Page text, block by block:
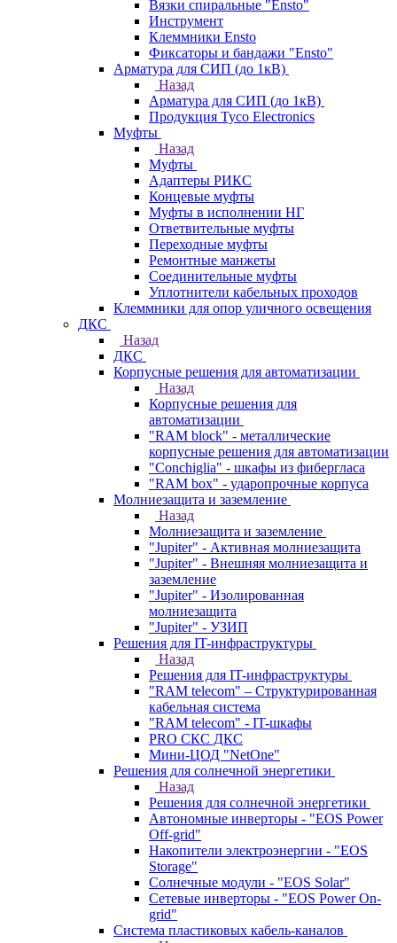
Вязки спиральные "Ensto"
Инструмент
Клеммники Ensto
Фиксаторы и бандажи "Ensto"
Арматура для СИП (до 1кВ)
Назад
Арматура для СИП (до 1кВ)
Продукция Tyco Electronics
Муфты
Назад
Муфты
Адаптеры РИКС
Концевые муфты
Муфты в исполнении НГ
Ответвительные муфты
Переходные муфты
Ремонтные манжеты
Соединительные муфты
Уплотнители кабельных проходов
Клеммники для опор уличного освещения
ДКС
Назад
ДКС
Корпусные решения для автоматизации
Назад
Корпусные решения для
автоматизации
"RAM block" - металлические
корпусные решения для автоматизации
"Conchiglia" - шкафы из фибергласа
"RAM box" - ударопрочные корпуса
Молниезащита и заземление
Назад
Молниезащита и заземление
"Jupiter" - Активная молниезащита
"Jupiter" - Внешняя молниезащита и
заземление
"Jupiter" - Изолированная
молниезащита
"Jupiter" - УЗИП
Решения для IT-инфраструктуры
Назад
Решения для IT-инфраструктуры
"RAM telecom" – Структурированная
кабельная система
"RAM telecom" - IT-шкафы
PRO СКС ДКС
Мини-ЦОД "NetOne"
Решения для солнечной энергетики
Назад
Решения для солнечной энергетики
Автономные инверторы - "EOS Power
Off-grid"
Накопители электроэнергии - "EOS
Storage"
Солнечные модули - "EOS Solar"
Сетевые инверторы - "EOS Power On-
grid"
Система пластиковых кабель-каналов